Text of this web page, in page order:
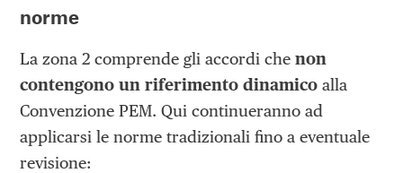
norme
La zona 2 comprende gli accordi chenon
contengono un riferimento dinamico alla
Convenzione PEM. Qui continueranno ad
applicarsi le norme tradizionali fino a eventuale
revisione: